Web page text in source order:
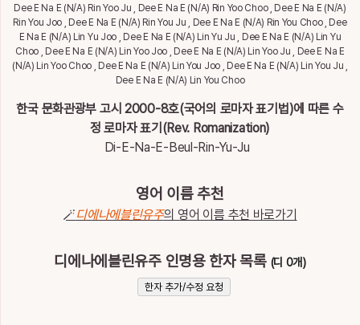
최
근
검
색
름
전
체
삭
Dee E Na E (N/A) Rin Yoo Ju , Dee E Na E (N/A) Rin Yoo Choo , Dee E Na E (N/A)
Rin You Joo , Dee E Na E (N/A) Rin You Ju , Dee E Na E (N/A) Rin You Choo , Dee
E Na E (N/A) Lin Yu Joo , Dee E Na E (N/A) Lin Yu Ju , Dee E Na E (N/A) Lin Yu
Choo , Dee E Na E (N/A) Lin Yoo Joo , Dee E Na E (N/A) Lin Yoo Ju , Dee E Na E
(N/A) Lin Yoo Choo , Dee E Na E (N/A) Lin You Joo , Dee E Na E (N/A) Lin You Ju ,
Dee E Na E (N/A) Lin You Choo
한국 문화관광부 고시 2000-8호(국어의 로마자 표기법)에 따른 수
정 로마자 표기(Rev. Romanization)
Di-E-Na-E-Beul-Rin-Yu-Ju
영어 이름 추천
🪄디에나에블린유주의 영어 이름 추천 바로가기
디에나에블린유주 인명용 한자 목록 (디 0개)
한자 추가/수정 요청